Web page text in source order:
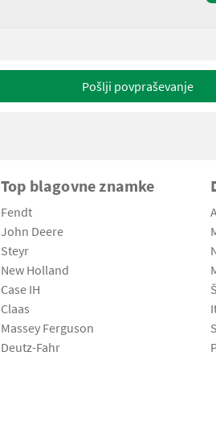
Pošlji povpraševanje
Top blagovne znamke
Fendt
John Deere
Steyr
New Holland
Case IH
Claas
Massey Ferguson
Deutz-Fahr